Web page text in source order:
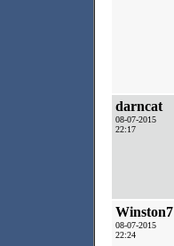
darncat
08-07-2015
22:17
Winston7
08-07-2015
22:24